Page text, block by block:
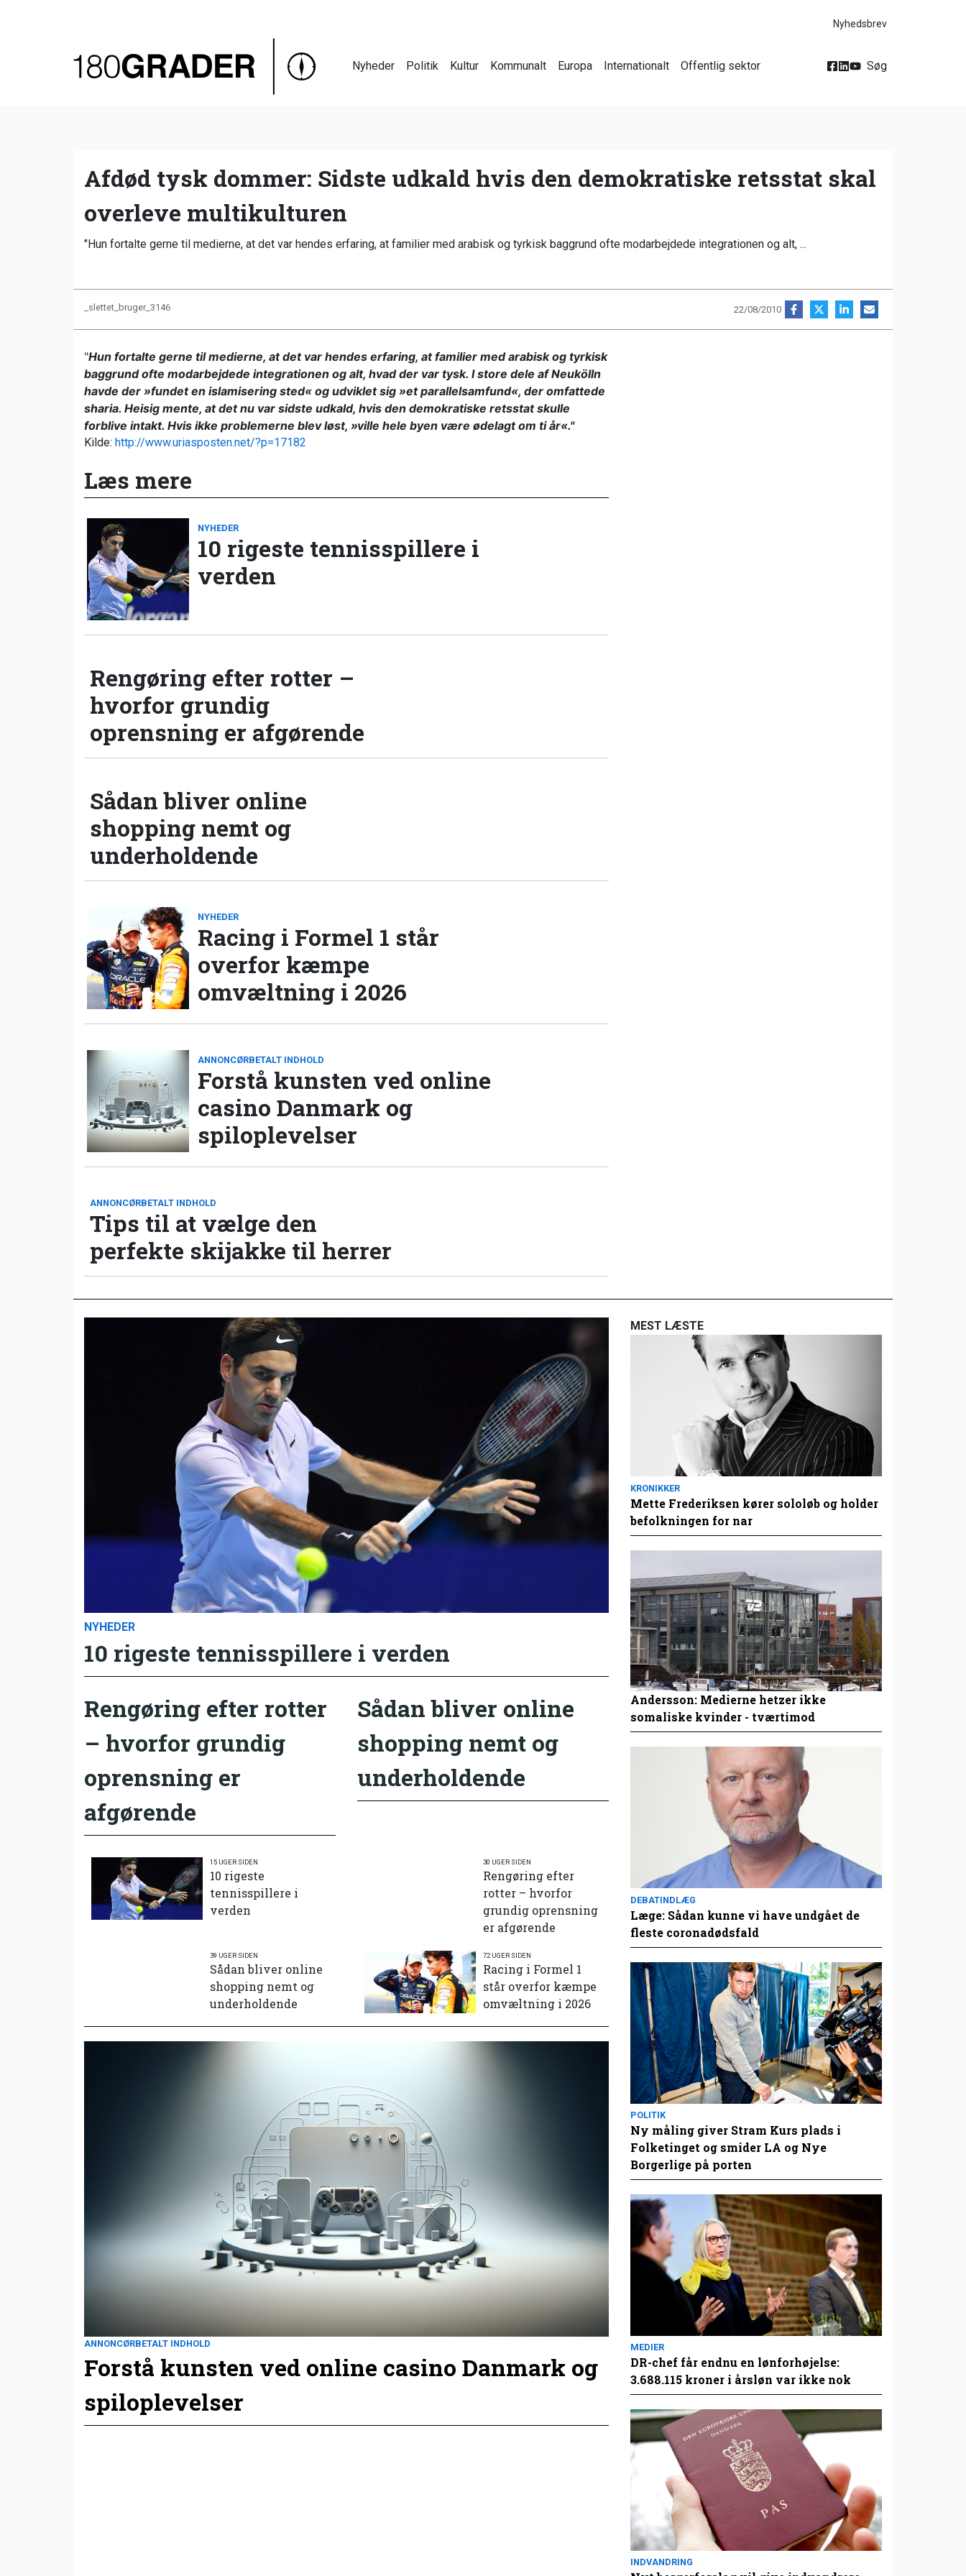
Nyhedsbrev
Nyheder Politik Kultur Kommunalt Europa Internationalt Offentlig sektor Søg
Afdød tysk dommer: Sidste udkald hvis den demokratiske retsstat skal
overleve multikulturen
"Hun fortalte gerne til medierne, at det var hendes erfaring, at familier med arabisk og tyrkisk baggrund ofte modarbejdede integrationen og alt, ...
_slettet_bruger_3146 22/08/2010
"Hun fortalte gerne til medierne, at det var hendes erfaring, at familier med arabisk og tyrkisk
baggrund ofte modarbejdede integrationen og alt, hvad der var tysk. I store dele af Neukölln
havde der »fundet en islamisering sted« og udviklet sig »et parallelsamfund«, der omfattede
sharia. Heisig mente, at det nu var sidste udkald, hvis den demokratiske retsstat skulle
forblive intakt. Hvis ikke problemerne blev løst, »ville hele byen være ødelagt om ti år«."
Kilde: http://www.uriasposten.net/?p=17182
Læs mere
NYHEDER
10 rigeste tennisspillere i
verden
Rengøring efter rotter –
hvorfor grundig
oprensning er afgørende
Sådan bliver online
shopping nemt og
underholdende
NYHEDER
Racing i Formel 1 står
overfor kæmpe
omvæltning i 2026
ANNONCØRBETALT INDHOLD
Forstå kunsten ved online
casino Danmark og
spiloplevelser
ANNONCØRBETALT INDHOLD
Tips til at vælge den
perfekte skijakke til herrer
NYHEDER
10 rigeste tennisspillere i verden
Rengøring efter rotter
– hvorfor grundig
oprensning er
afgørende
Sådan bliver online
shopping nemt og
underholdende
15 UGER SIDEN
10 rigeste
tennisspillere i
verden
30 UGER SIDEN
Rengøring efter
rotter – hvorfor
grundig oprensning
er afgørende
39 UGER SIDEN
Sådan bliver online
shopping nemt og
underholdende
72 UGER SIDEN
Racing i Formel 1
står overfor kæmpe
omvæltning i 2026
ANNONCØRBETALT INDHOLD
Forstå kunsten ved online casino Danmark og
spiloplevelser
MEST LÆSTE
KRONIKKER
Mette Frederiksen kører sololøb og holder
befolkningen for nar
Andersson: Medierne hetzer ikke
somaliske kvinder - tværtimod
DEBATINDLÆG
Læge: Sådan kunne vi have undgået de
fleste coronadødsfald
POLITIK
Ny måling giver Stram Kurs plads i
Folketinget og smider LA og Nye
Borgerlige på porten
MEDIER
DR-chef får endnu en lønforhøjelse:
3.688.115 kroner i årsløn var ikke nok
INDVANDRING